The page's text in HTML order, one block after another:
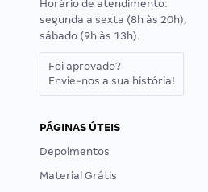
Horário de atendimento:
segunda a sexta (8h às 20h),
sábado (9h às 13h).
Foi aprovado?
Envie-nos a sua história!
PÁGINAS ÚTEIS
Depoimentos
Material Grátis